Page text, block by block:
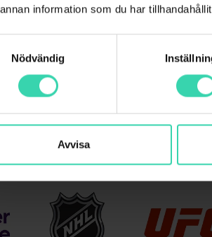
information som du har
Nödvändig
Avvisa